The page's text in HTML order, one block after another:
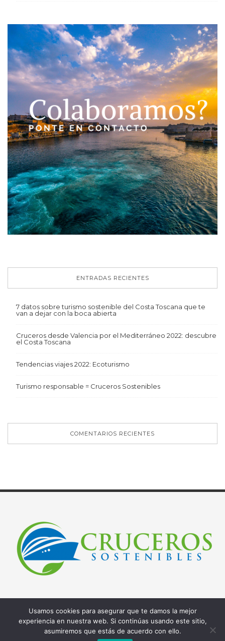
ENTRADAS RECIENTES
7 datos sobre turismo sostenible del Costa Toscana que te
van a dejar con la boca abierta
Cruceros desde Valencia por el Mediterráneo 2022: descubre
el Costa Toscana
Tendencias viajes 2022: Ecoturismo
Turismo responsable = Cruceros Sostenibles
COMENTARIOS RECIENTES
Usamos cookies para asegurar que te damos la mejor
experiencia en nuestra web. Si continúas usando este sitio,
asumiremos que estás de acuerdo con ello.